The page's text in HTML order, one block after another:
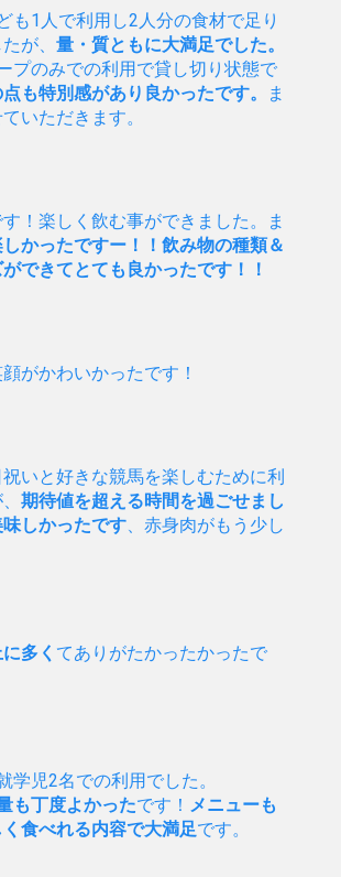
も1人で利用し2人分の食材で足り
が、 量・質ともに大満足でした。
プのみでの利用で貸し切り状態で
も特別感があり良かったです。
ま
いただきます。
！楽しく飲む事ができました。ま
かったですー！！飲み物の種類＆
できてとても良かったです！！
がかわいかったです！
いと好きな競馬を楽しむために利
期待値を超える時間を過ごせまし
しかったです 、赤身肉がもう少し
多く てありがたかったかったで
学児2名での利用でした。
も丁度よかったです！ メニューも
食べれる内容で大満足です。